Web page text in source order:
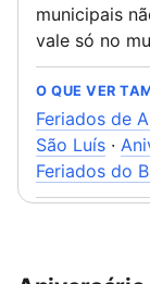
municipais
vale só no
O QUE VER
Feriados de
São Luís ·
Feriados do